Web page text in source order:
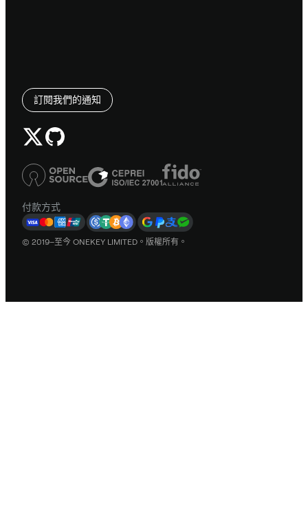
訂閱我們的通知
付款方式
© 2019–至今 ONEKEY LIMITED。版權所有。